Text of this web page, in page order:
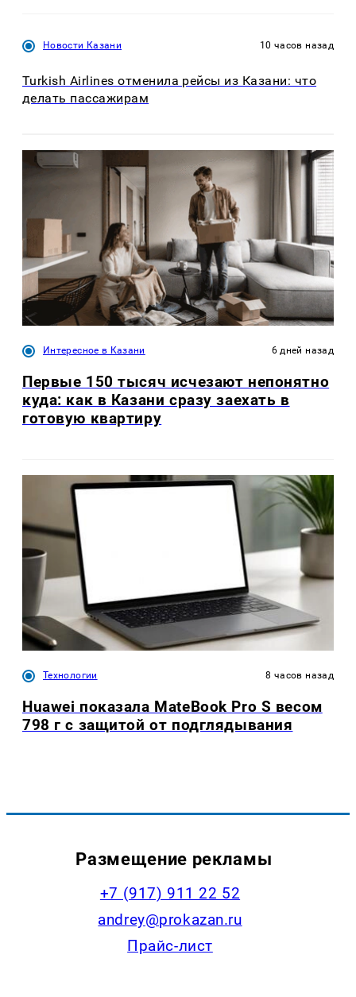
Новости Казани 10 часов назад
Turkish Airlines отменила рейсы из Казани: что
делать пассажирам
Интересное в Казани 6 дней назад
Первые 150 тысяч исчезают непонятно
куда: как в Казани сразу заехать в
готовую квартиру
Технологии 8 часов назад
Huawei показала MateBook Pro S весом
798 г с защитой от подглядывания
Размещение рекламы
+7 (917) 911 22 52
andrey@prokazan.ru
Прайс-лист